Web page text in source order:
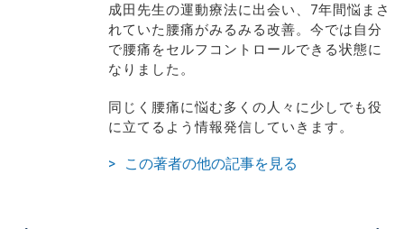
成田先生の運動療法に出会い、7年間悩まさ
れていた腰痛がみるみる改善。今では自分
で腰痛をセルフコントロールできる状態に
なりました。
同じく腰痛に悩む多くの人々に少しでも役
に立てるよう情報発信していきます。
この著者の他の記事を見る